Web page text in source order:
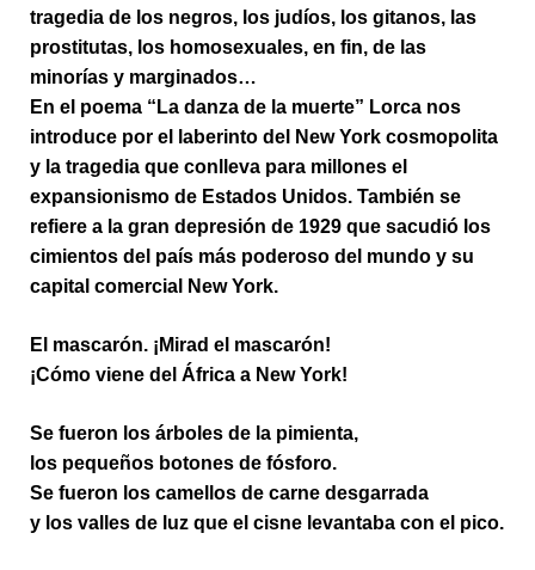
tragedia de los negros, los judíos, los gitanos, las
prostitutas, los homosexuales, en fin, de las
minorías y marginados…
En el poema “La danza de la muerte” Lorca nos
introduce por el laberinto del New York cosmopolita
y la tragedia que conlleva para millones el
expansionismo de Estados Unidos. También se
refiere a la gran depresión de 1929 que sacudió los
cimientos del país más poderoso del mundo y su
capital comercial New York.
El mascarón. ¡Mirad el mascarón!
¡Cómo viene del África a New York!
Se fueron los árboles de la pimienta,
los pequeños botones de fósforo.
Se fueron los camellos de carne desgarrada
y los valles de luz que el cisne levantaba con el pico.